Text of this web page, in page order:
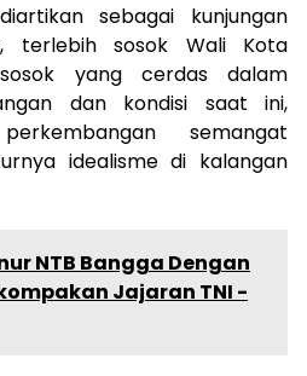
sebagai kunjungan
terlebih sosok Wali Kota
yang cerdas dalam
dan kondisi saat ini,
semangat
idealisme di kalangan
NTB Bangga Dengan
Jajaran TNI -